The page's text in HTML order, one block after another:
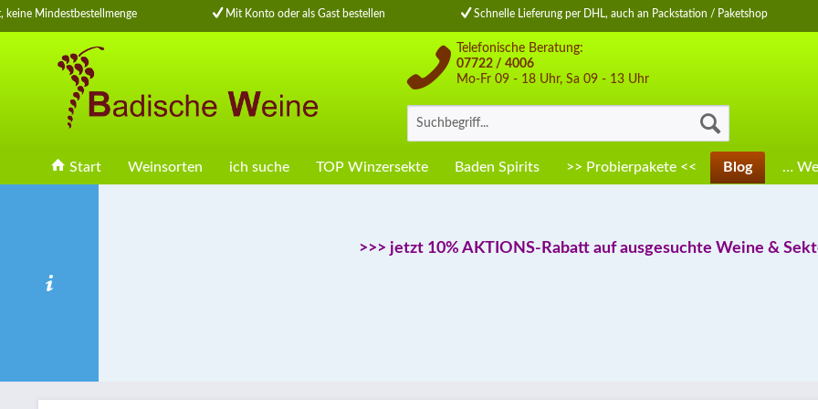
Mindestbestellmenge Mit Konto oder als Gast bestellen Schnelle Lieferung per DHL, auch an Packstation / Paketshop
Telefonische Beratung:
07722 / 4006
Mo-Fr 09 - 18 Uhr, Sa 09 - 13 Uhr
Start Weinsorten ich suche TOP Winzersekte Baden Spirits >> Probierpakete << Blog …
>>> jetzt 10% AKTIONS-Rabatt auf ausgesuchte Weine &